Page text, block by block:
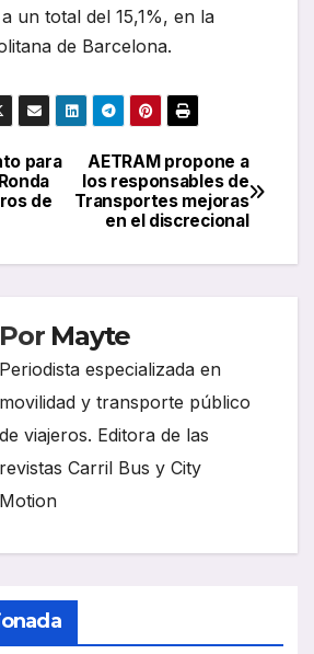
un total del 15,1%, en la
de Barcelona.
AETRAM propone a
los responsables de
Transportes mejoras
en el discrecional
para
de
Por Mayte
Periodista especializada en
movilidad y transporte público
de viajeros. Editora de las
revistas Carril Bus y City
Motion